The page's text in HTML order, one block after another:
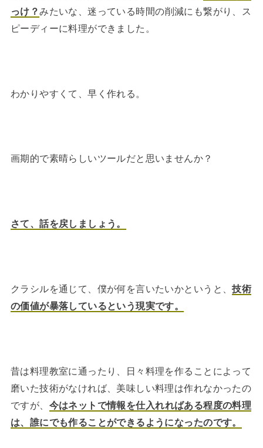
っけ？みたいな、迷っている時間の削減にも繋がり、ス
ピーディーに料理ができました。
わかりやすくて、早く作れる。
画期的で素晴らしいツールだと思いませんか？
さて、話を戻しましょう。
クラシルを通じて、僕が何を言いたいかというと、技術
の価値が暴落しているという現実です。
昔は料理教室に通ったり、日々料理を作ることによって
磨いた技術がなければ、美味しい料理は作れなかったの
ですが、 今はネットで情報を仕入れればある程度の料理
は、誰にでも作ることができるようになったのです。